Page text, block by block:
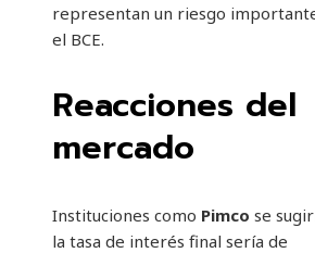
representan un riesgo
el BCE.
Reacciones del
mercado
Instituciones como Pimco se
la tasa de interés final sería de